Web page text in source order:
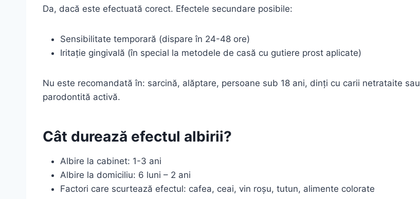
Da, dacă este efectuată corect. Efectele secundare posibile:
Sensibilitate temporară (dispare în 24-48 ore)
Iritație gingivală (în special la metodele de casă cu gutiere prost aplicate)
Nu este recomandată în: sarcină, alăptare, persoane sub 18 ani, dinți cu carii netrataite sau
parodontită activă.
Cât durează efectul albirii?
Albire la cabinet: 1-3 ani
Albire la domiciliu: 6 luni – 2 ani
Factori care scurtează efectul: cafea, ceai, vin roșu, tutun, alimente colorate